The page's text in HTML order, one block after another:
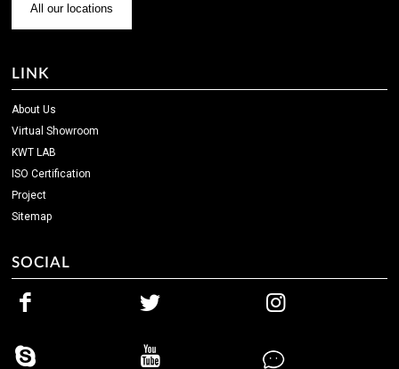
All our locations
LINK
About Us
Virtual Showroom
KWT LAB
ISO Certification
Project
Sitemap
SOCIAL